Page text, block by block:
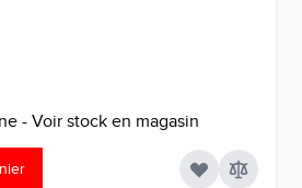
- Voir stock en magasin